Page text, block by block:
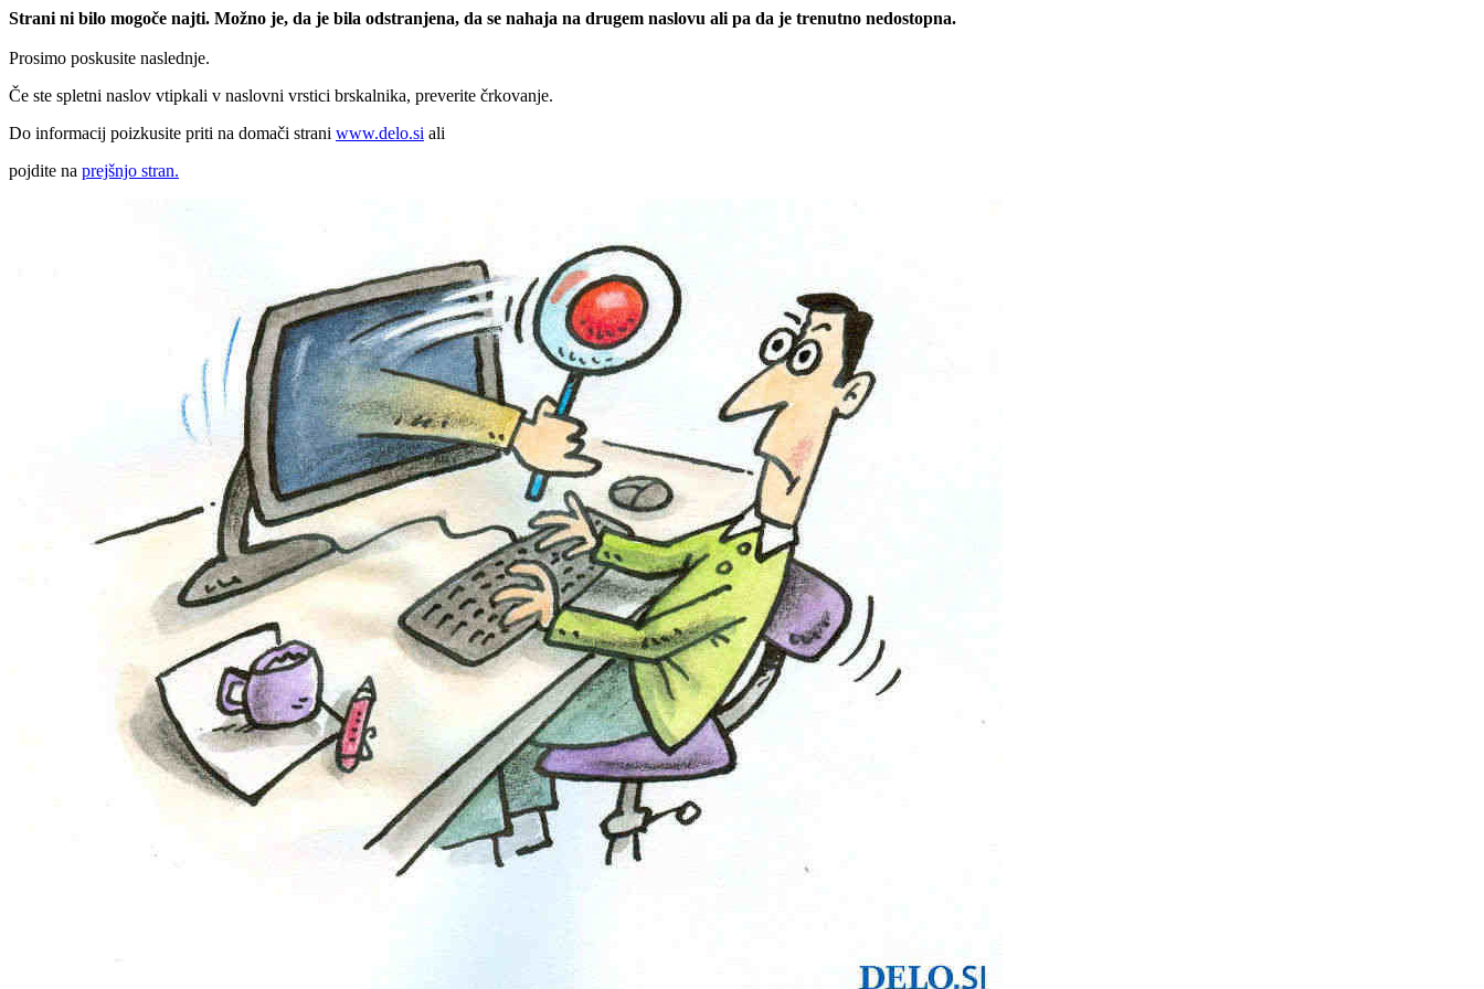
Strani ni bilo mogoče najti. Možno je, da je bila odstranjena, da se nahaja na drugem naslovu ali pa da je trenutno nedostopna.
Prosimo poskusite naslednje.
Če ste spletni naslov vtipkali v naslovni vrstici brskalnika, preverite črkovanje.
Do informacij poizkusite priti na domači strani www.delo.si ali
pojdite na prejšnjo stran.